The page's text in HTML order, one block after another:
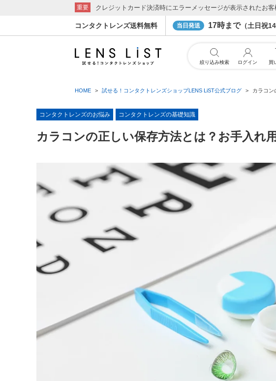
コンタクトレンズ送料無料 当日発送 17時まで（土日祝14
重要 クレジットカード決済時にエラーメッセージが表示されたお客
HOME 試せる！コンタクトレンズショップLENS LiST公式ブログ カラコン
コンタクトレンズのお悩み コンタクトレンズの基礎知識
カラコンの正しい保存方法とは？お手入れ
絞り込み検索 ログイン 買